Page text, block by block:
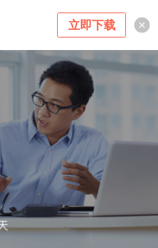
立即下载